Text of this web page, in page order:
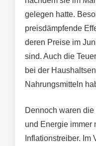
gelegen hatte.
preisdämpfende
deren Preise im
sind. Auch die
bei der
Nahrungsmitteln
Dennoch waren
und Energie immer
Inflationstreiber. Im